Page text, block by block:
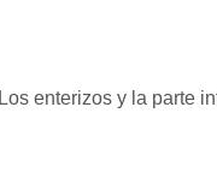
Los enterizos y la parte